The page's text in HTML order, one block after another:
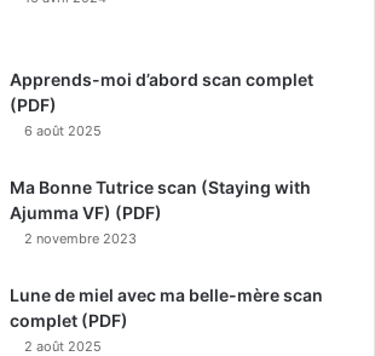
Apprends-moi d’abord scan complet
(PDF)
6 août 2025
Ma Bonne Tutrice scan (Staying with
Ajumma VF) (PDF)
2 novembre 2023
Lune de miel avec ma belle-mère scan
complet (PDF)
2 août 2025